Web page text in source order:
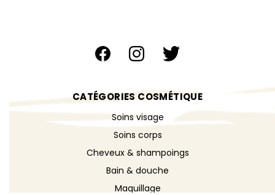
CATÉGORIES COSMÉTIQUE
Soins visage
Soins corps
Cheveux & shampoings
Bain & douche
Maquillage